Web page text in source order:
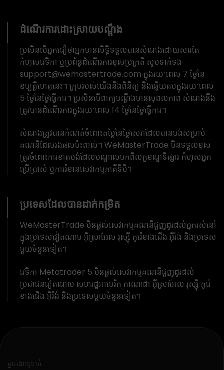
ដំណើរការដោះស្រាយបណ្តឹង
ប្រសិនបើអ្នកជឿថាអ្នកមានសិទ្ធិទទួលបានសំណងដោយសារតែ
កំហុសវេទិកា ឬប្រព័ន្ធដំណើរការខុសប្រក្រតី សូមទាក់ទង
support@wemastertrade.com ក្នុងរយៈពេល 7 ថ្ងៃនៃ
ឧប្បត្តិហេតុនេះ។ ក្រុមរបស់យើងនឹងពិនិត្យ និងឆ្លើយតបក្នុងរយៈពេល
5 ថ្ងៃនៃថ្ងៃធ្វើការ។ ប្រសិនបើពាក្យបណ្តឹងមានសុពលភាព សំណងនឹង
ត្រូវបានដំណើរការក្នុងរយៈពេល 14 ថ្ងៃនៃថ្ងៃធ្វើការ។
សំណងត្រូវបានកំណត់ចំពោះតម្លៃនៃថ្លៃសេវាដែលបានបង់សម្រាប់
គណនីដែលរងផលប៉ះពាល់។ WeMasterTrade មិនទទួលខុស
ត្រូវចំពោះការខាតបង់ដែលបណ្តាលមកពីលក្ខខណ្ឌទីផ្សារ កំហុសអ្នក
ប្រើប្រាស់ ឬការរំខានសេវាកម្មភាគីទីបី។
ប្រទេសដែលបានដាក់កម្រិត
WeMasterTrade មិនផ្តល់សេវាកម្មគណនីជួញដូរដល់អ្នករស់នៅ
ក្នុងប្រទេសវៀតណាម អ៊ីស្រាអែល រុស្ស៊ី កូរ៉េខាងជើង អ៊ីរ៉ង់ និងប្រទេស
មួយចំនួនទៀត។
វេទិកា Metatrader 5 មិនផ្តល់សេវាកម្មគណនីជួញដូរដល់
ប្រជាជនវៀតណាម សហរដ្ឋអាមេរិក កាណាដា អ៊ីស្រាអែល រុស្ស៊ី កូរ៉េ
ខាងជើង អ៊ីរ៉ង់ និងប្រទេសមួយចំនួនទៀត។
ភ្នាក់ងារទូទាត់